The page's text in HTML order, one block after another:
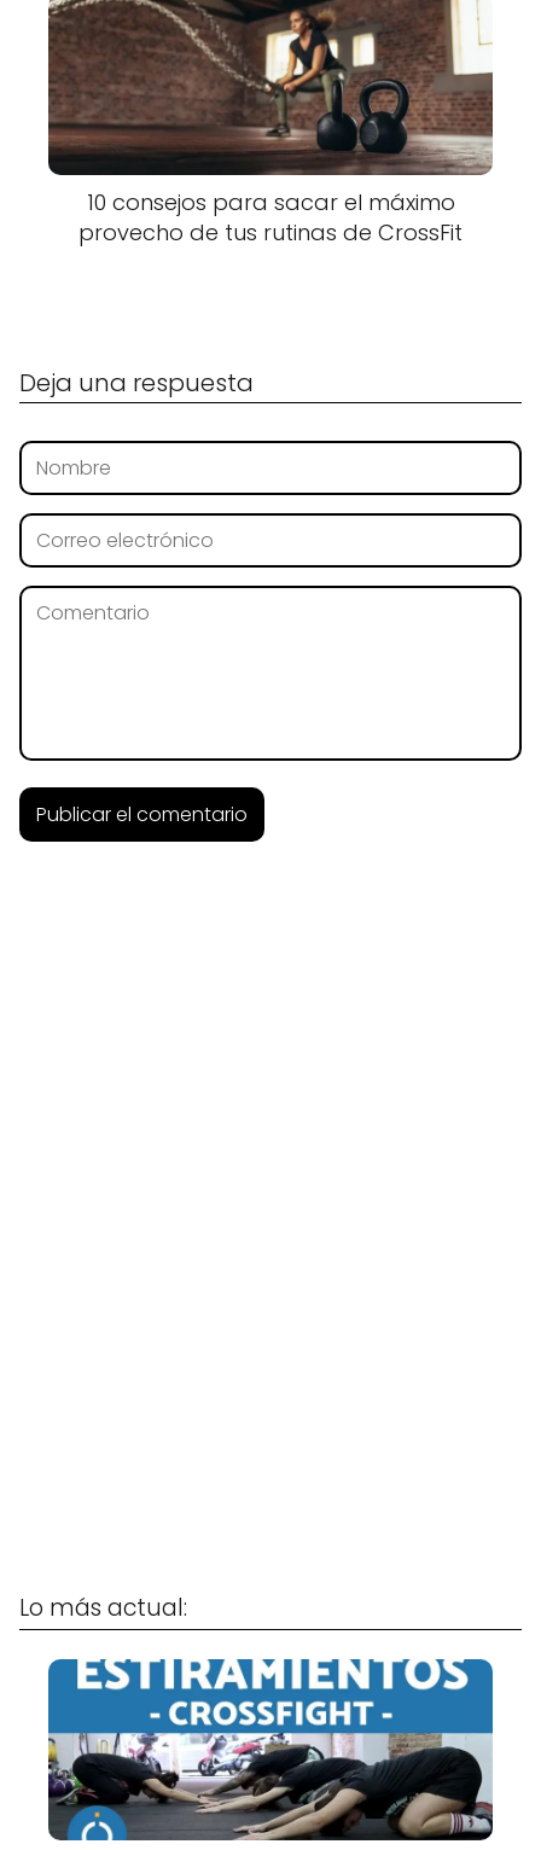
10 consejos para sacar el máximo
provecho de tus rutinas de CrossFit
Deja una respuesta
Lo más actual: